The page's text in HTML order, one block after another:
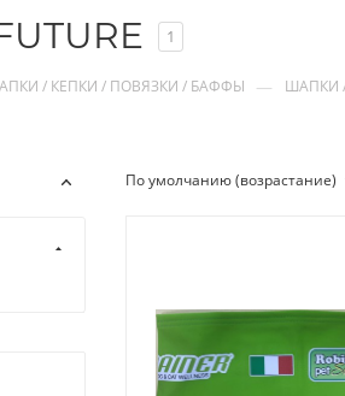
1
/ КЕПКИ / ПОВЯЗКИ / БАФФЫ — ШАПКИ
По умолчанию (возрастание)